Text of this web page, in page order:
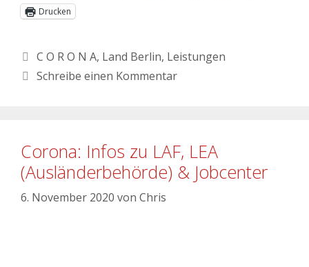
Drucken
C O R O N A, Land Berlin, Leistungen
Schreibe einen Kommentar
Corona: Infos zu LAF, LEA
(Ausländerbehörde) & Jobcenter
6. November 2020 von Chris